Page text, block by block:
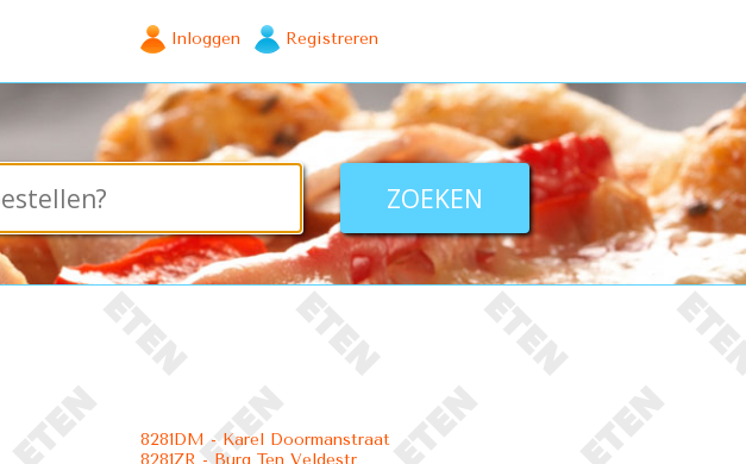
Inloggen Registreren
8281DM - Karel Doormanstraat
8281ZR - Burg Ten Veldestr